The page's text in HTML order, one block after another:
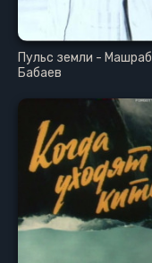
Пульс земли - Машраб
Бабаев